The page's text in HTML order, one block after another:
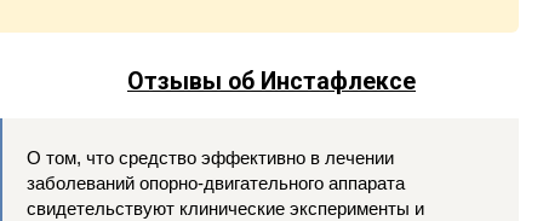
Отзывы об Инстафлексе
О том, что средство эффективно в лечении
заболеваний опорно-двигательного аппарата
свидетельствуют клинические эксперименты и